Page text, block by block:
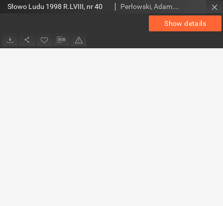
Show details
Słowo Ludu 1998 R.LVIII, nr 40 Perłowski, Adam. Red.